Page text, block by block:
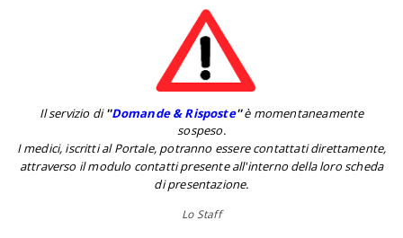
Il servizio di''Domande & Risposte''è momentaneamente
sospeso.
I medici, iscritti al Portale, potranno essere contattati direttamente,
attraverso il modulo contatti presente all'interno della loro scheda
di presentazione.
Lo Staff